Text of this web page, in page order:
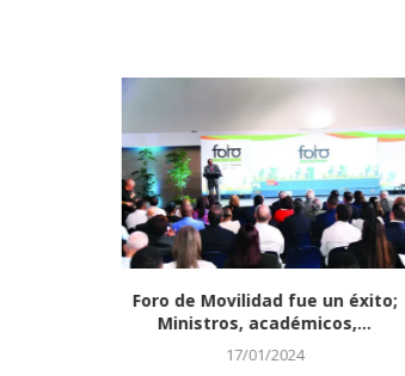
Foro de Movilidad fue un éxito;
Ministros, académicos,...
17/01/2024